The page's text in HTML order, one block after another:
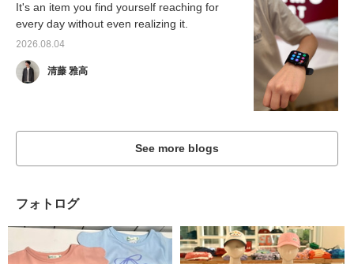
It's an item you find yourself reaching for
every day without even realizing it.
2026.08.04
清藤 雅高
See more blogs
フォトログ